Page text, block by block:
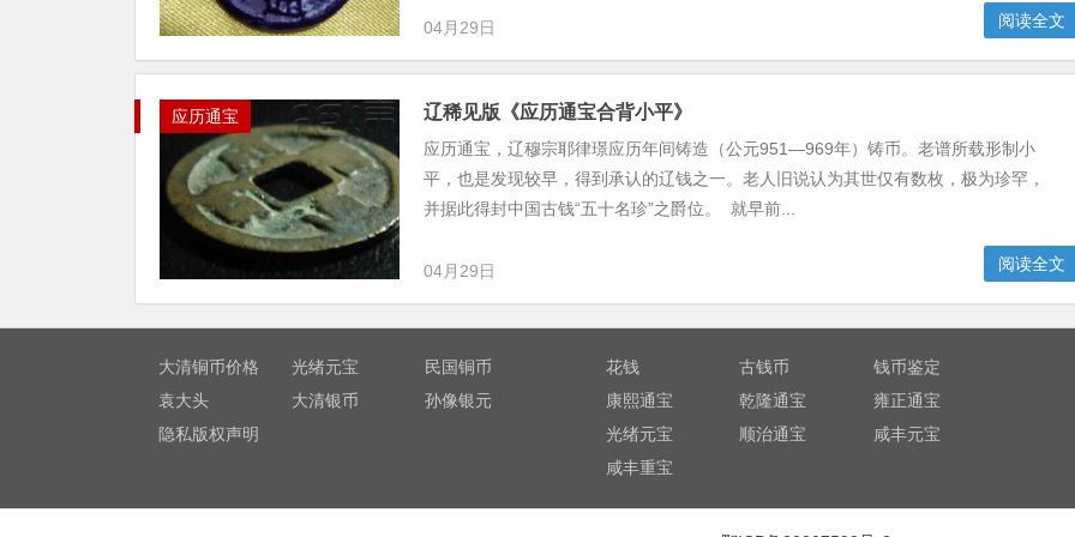
04月29日 阅读全文
应历通宝 辽稀见版《应历通宝合背小平》
应历通宝，辽穆宗耶律璟应历年间铸造（公元951—969年）铸币。老谱所载形制小
平，也是发现较早，得到承认的辽钱之一。老人旧说认为其世仅有数枚，极为珍罕，
并据此得封中国古钱“五十名珍”之爵位。 就早前...
04月29日 阅读全文
大清铜币价格 光绪元宝
民国铜币
袁大头
大清银币
孙像银元
隐私版权声明
花钱 古钱币
钱币鉴定
康熙通宝
乾隆通宝
雍正通宝
光绪元宝
顺治通宝
咸丰元宝
咸丰重宝